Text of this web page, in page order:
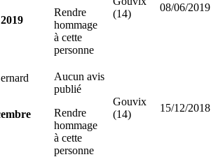
Rendre
hommage
à cette
personne
(14)
08/06/2019
Aucun avis
publié
Rendre
hommage
à cette
personne
Gouvix
(14)
15/12/2018